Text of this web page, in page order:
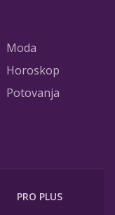
Moda
Horoskop
Potovanja
PRO PLUS